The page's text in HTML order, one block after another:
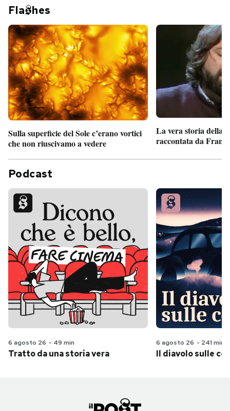
Fla hes
Sulla superficie del Sole c’erano vortici
che non riuscivamo a vedere
La vera storia della
raccontata da
Podcast
6 agosto 26 - 49 min
Tratto da una storia vera
6 agosto 26 - 241 min
Il diavolo sulle